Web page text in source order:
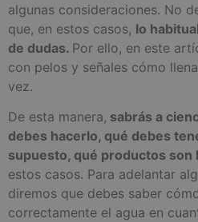
algunas consideraciones. No
que, en estos casos, lo
de dudas. Por ello, en este
con pelos y señales cómo
vez.
De esta manera, sabrás a
debes hacerlo, qué debes
supuesto, qué productos son
estos casos. Para adelantar
diremos que debes saber
correctamente el agua en